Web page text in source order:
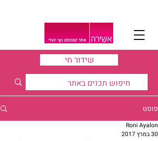
שידור חי
פוסט
Roni Ayalon
30 במרץ 2017